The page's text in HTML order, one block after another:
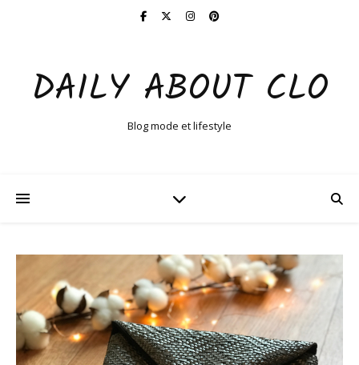
DAILY ABOUT CLO
Blog mode et lifestyle